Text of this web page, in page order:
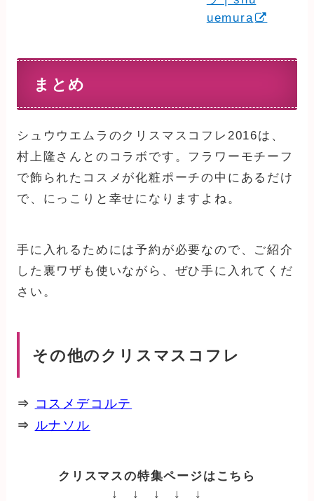
uemura
まとめ
シュウウエムラのクリスマスコフレ2016は、
村上隆さんとのコラボです。フラワーモチーフ
で飾られたコスメが化粧ポーチの中にあるだけ
で、にっこりと幸せになりますよね。
手に入れるためには予約が必要なので、ご紹介
した裏ワザも使いながら、ぜひ手に入れてくだ
さい。
その他のクリスマスコフレ
⇒ コスメデコルテ
⇒ ルナソル
クリスマスの特集ページはこちら
↓ ↓ ↓ ↓ ↓